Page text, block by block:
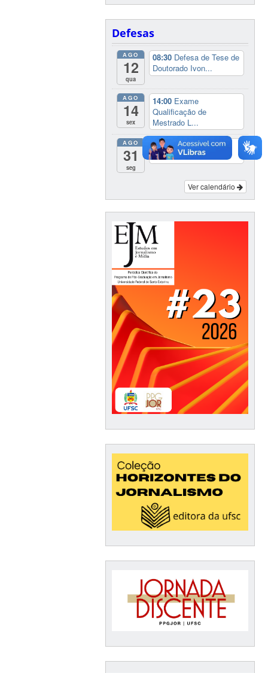
Defesas
AGO
12
qua
08:30 Defesa de Tese de
Doutorado Ivon...
AGO
14
sex
14:00 Exame
Qualificação de
Mestrado L...
AGO
31
seg
14:00 Defesa Tese de
Doutorado Denise ...
Ver calendário